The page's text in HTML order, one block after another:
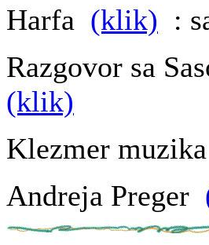
Harfa (klik) :
Razgovor sa
(klik)
Klezmer muzika
Andreja Preger